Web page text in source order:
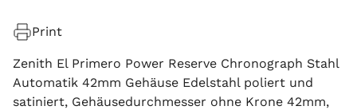
Print
Zenith El Primero Power Reserve Chronograph Stahl
Automatik 42mm Gehäuse Edelstahl poliert und
satiniert, Gehäusedurchmesser ohne Krone 42mm,